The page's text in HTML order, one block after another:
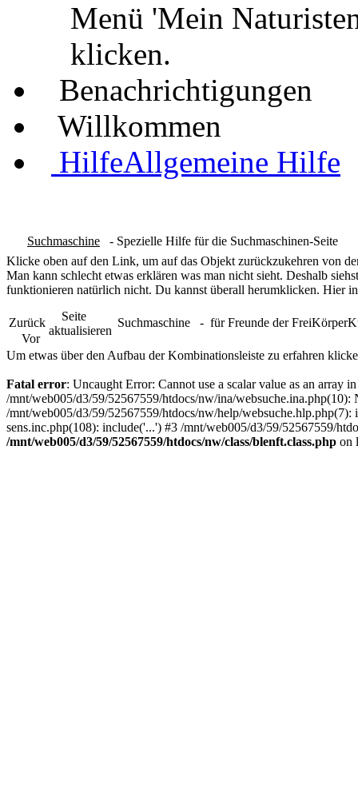
Menü 'Mein
klicken.
Benachrichtigungen
Willkommen
HilfeAllgemeine Hilfe
Suchmaschine
- Spezielle Hilfe für die Suchmaschinen-Seite
Klicke oben auf den Link, um auf das Objekt zurückzukehren von
Man kann schlecht etwas erklären was man nicht sieht. Deshalb
funktionieren natürlich nicht. Du kannst überall herumklicken. Hier
Zurück
Vor
Seite
aktualisieren
Suchmaschine - für Freunde der
Um etwas über den Aufbau der Kombinationsleiste zu erfahren
Fatal error: Uncaught Error: Cannot use a scalar value as an array
/mnt/web005/d3/59/52567559/htdocs/nw/ina/
/mnt/web005/d3/59/52567559/htdocs/nw/help/
sens.inc.php(108): include('...') #3 /mnt/web005/d3/59/52567559/
/mnt/web005/d3/59/52567559/htdocs/nw/class/blenft.class.php on